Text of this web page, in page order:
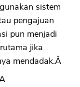
sistem
pengajuan
pun menjadi
jika
mendadak.Â